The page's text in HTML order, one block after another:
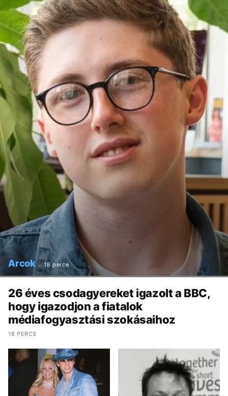
Arcok 18 perce
26 éves csodagyereket igazolt a BBC,
hogy igazodjon a fiatalok
médiafogyasztási szokásaihoz
18 PERCE